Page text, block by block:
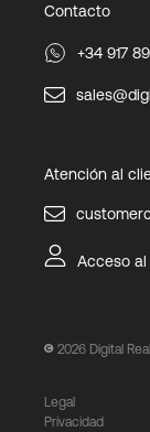
Contacto
+34 917
Atención al
Acceso al
2026 Digital
Legal
Privacidad